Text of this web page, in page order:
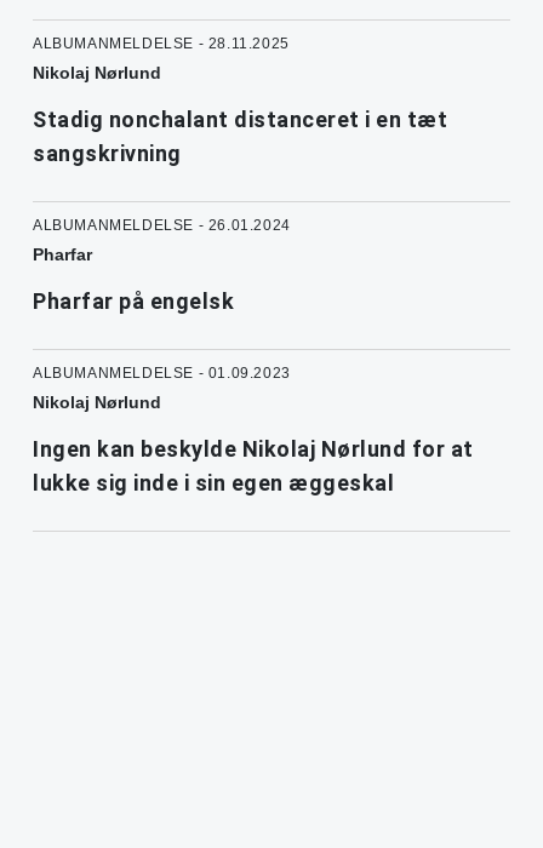
ALBUMANMELDELSE - 28.11.2025
Nikolaj Nørlund
Stadig nonchalant distanceret i en tæt
sangskrivning
ALBUMANMELDELSE - 26.01.2024
Pharfar
Pharfar på engelsk
ALBUMANMELDELSE - 01.09.2023
Nikolaj Nørlund
Ingen kan beskylde Nikolaj Nørlund for at
lukke sig inde i sin egen æggeskal